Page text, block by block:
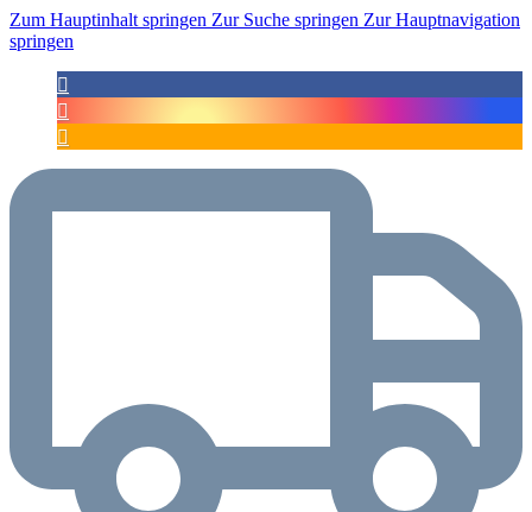
Zum Hauptinhalt springen Zur Suche springen Zur Hauptnavigation
springen